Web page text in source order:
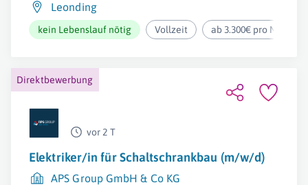
Leonding
kein Lebenslauf nötig Vollzeit ab 3.300€ pro Monat
Direktbewerbung
vor 2 T
Elektriker/in für Schaltschrankbau (m/w/d)
APS Group GmbH & Co KG